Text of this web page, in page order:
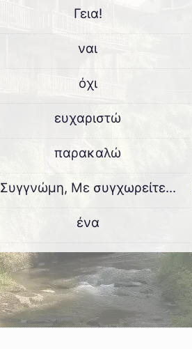
Γεια!
ναι
όχι
ευχαριστώ
παρακαλώ
Συγγνώμη, Με συγχωρείτε...
ένα